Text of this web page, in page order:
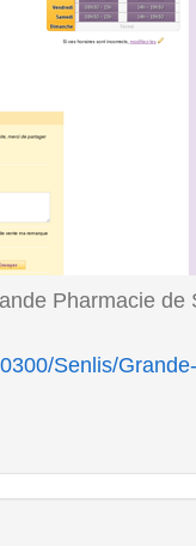
Pharmacie
Senlis/